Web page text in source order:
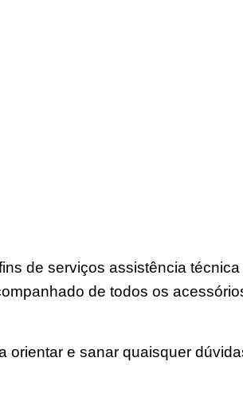
de serviços assistência
de todos os
e sanar quaisquer